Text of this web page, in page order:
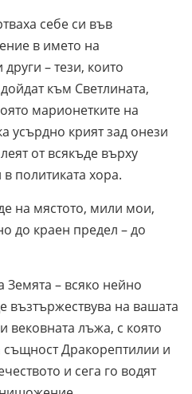
себе си във
в името на
– тези, които
към Светлината,
марионетките на
усърдно крият зад онези
от всякъде върху
политиката хора.
на мястото, мили мои,
до краен предел – до
Земята – всяко нейно
възтържествува на вашата
вековната лъжа, с която
същност Дракорептилии и
и сега го водят